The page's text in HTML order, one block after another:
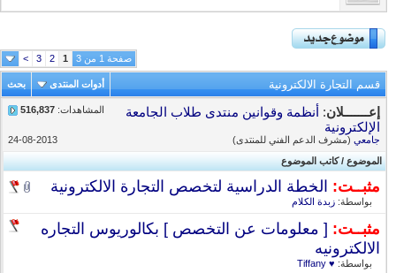
صفحة 1 من 3 1
2
3
>
قسم التجارة الالكترونية أدوات المنتدى بحث
المشاهدات:516,837 إعـــــــلان:أنظمة وقوانين منتدى طلاب الجامعة
الإلكترونية
24-08-2013 جامعي(مشرف الدعم الفني للمنتدى)
الموضوع/كاتب الموضوع
مثبــت: الخطة الدراسية لتخصص التجارة الالكترونية
بواسطة:زبدة الكلام
مثبــت: [ معلومات عن التخصص ] بكالوريوس التجاره
الالكترونيه
بواسطة:♥ Tiffany